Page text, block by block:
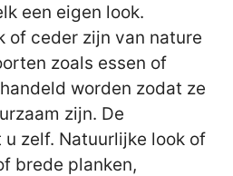
een eigen look.
of ceder zijn van nature
zoals essen of
worden zodat ze
zijn. De
zelf. Natuurlijke look of
brede planken,